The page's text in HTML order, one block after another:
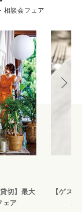
相談会フェア
切】最大
ェア
【ゲス
お